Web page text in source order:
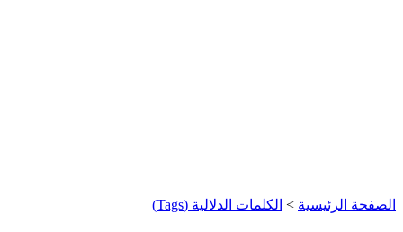
الصفحة الرئيسية > الكلمات الدلالية (Tags)